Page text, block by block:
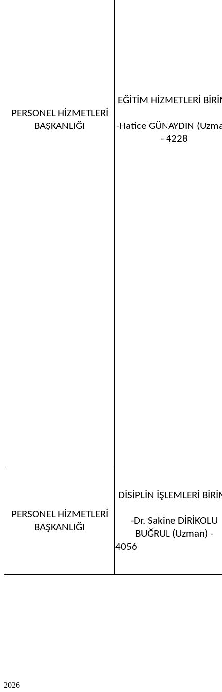
PERSONEL HİZMETLERİ
BAŞKANLIĞI
EĞİTİM HİZMETLERİ
-Hatice GÜNAYDIN
- 4228
PERSONEL HİZMETLERİ
BAŞKANLIĞI
DİSİPLİN İŞLEMLERİ
-Dr. Sakine DİRİKOLU
BUĞRUL (Uzman) -
2026